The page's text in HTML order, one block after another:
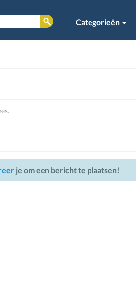
Categorieën
je om een bericht te plaatsen!